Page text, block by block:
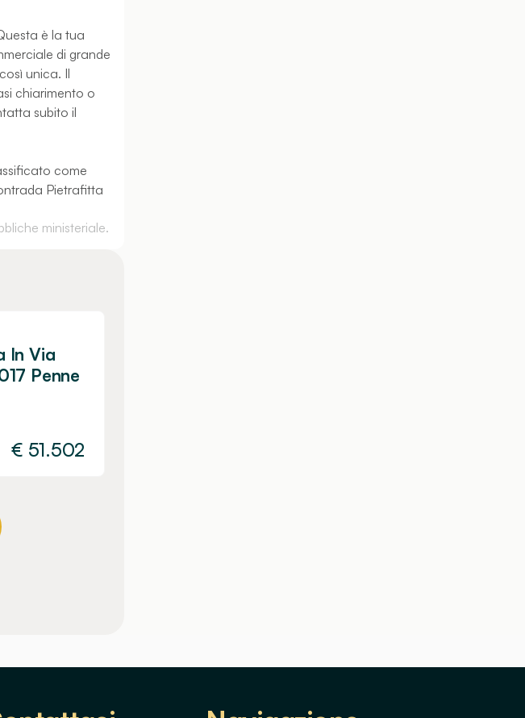
è la tua
di grande
unica. Il
chiarimento o
subito il
come
Pietrafitta
ministeriale.
In Via
Penne
€ 51.502